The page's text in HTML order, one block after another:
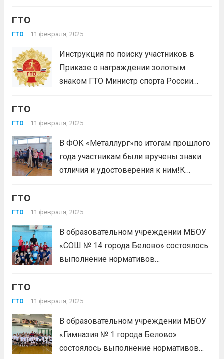
высокий результат, соответствующий
человек на золотой знак отличия; 750
602 на...Читать дальше
ГТО
ГТО 11 февраля, 2025
Инструкция по поиску участников в
Приказе о награждении золотым
знаком ГТО Министр спорта России
ВФСК ГТО» Для вашего удобства
поможет быстро найти результаты.
Рекомендуем выполнять поиск на
компьютере....Читать дальше
ГТО
ГТО 11 февраля, 2025
В ФОК «Металлург»по итогам прошлого
года участникам были вручены знаки
отличия и удостоверения к ним!К
спортивного комплекса «Готов к труду
интеллектуальными нарушениями,
церебральным параличом,
нарушениями слуха и зрения
ГТО
ГТО 11 февраля, 2025
В образовательном учреждении МБОУ
«СОШ № 14 города Белово» состоялось
выполнение нормативов
и обороне» (ОФП) среди школьников и
2024 год!Желаем дальнейших
спортивных успехов!!!#ГТОБЕЛОВО
Читать дальше
ГТО
ГТО 11 февраля, 2025
В образовательном учреждении МБОУ
«Гимназия № 1 города Белово»
состоялось выполнение нормативов